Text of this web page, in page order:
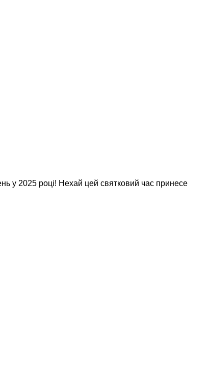
у 2025 році! Нехай цей святковий час принесе